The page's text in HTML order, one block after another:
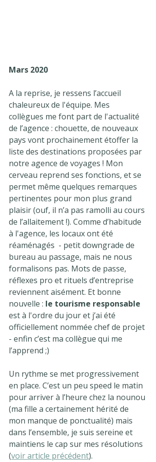
Mars 2020
A la reprise, je ressens l’accueil
chaleureux de l'équipe. Mes
collègues me font part de l'actualité
de l’agence : chouette, de nouveaux
pays vont prochainement étoffer la
liste des destinations proposées par
notre agence de voyages ! Mon
cerveau reprend ses fonctions, et se
permet même quelques remarques
pertinentes pour mon plus grand
plaisir (ouf, il n’a pas ramolli au cours
de l’allaitement !). Comme d’habitude
à l'agence, les locaux ont été
réaménagés  - petit downgrade de
bureau au passage, mais ne nous
formalisons pas. Mots de passe,
réflexes pro et rituels d’entreprise
reviennent aisément. Et bonne
nouvelle : le tourisme responsable
est à l'ordre du jour et j’ai été
officiellement nommée chef de projet
- enfin c’est ma collègue qui me
l’apprend ;)
Un rythme se met progressivement
en place. C’est un peu speed le matin
pour arriver à l’heure chez la nounou
(ma fille a certainement hérité de
mon manque de ponctualité) mais
dans l’ensemble, je suis sereine et
maintiens le cap sur mes résolutions
(voir article précédent).